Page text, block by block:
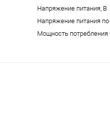
Напряжение питания, В
Напряжение питания по
Мощность потребления